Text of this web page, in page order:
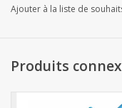
Ajouter à la liste de
Produits